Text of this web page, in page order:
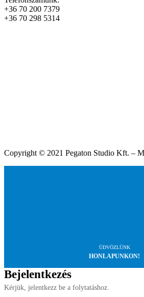
+36 70 200 7379
+36 70 298 5314
Copyright © 2021 Pegaton Studio Kft. –
ÜDVÖZLÜNK
HONLAPUNKON!
Bejelentkezés
Kérjük, jelentkezz be a folytatáshoz.